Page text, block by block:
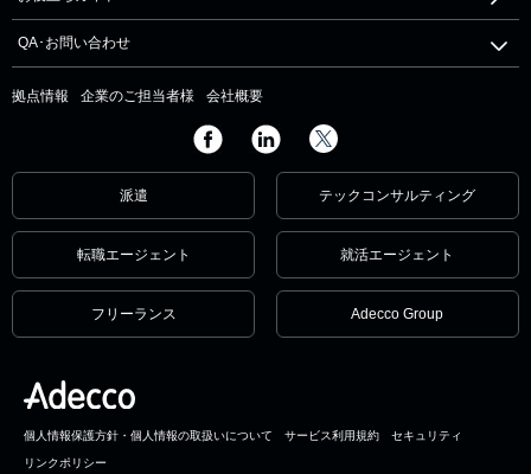
QA･お問い合わせ
拠点情報 企業のご担当者様 会社概要
派遣 テックコンサルティング
転職エージェント 就活エージェント
フリーランス Adecco Group
個人情報保護方針・個人情報の取扱いについて サービス利用規約 セキュリティ
リンクポリシー